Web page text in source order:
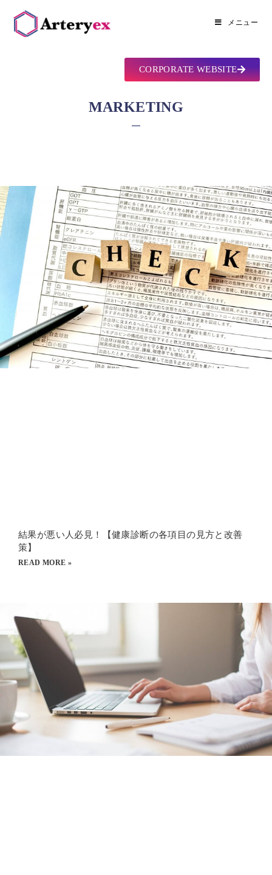
メニュー
CORPORATE WEBSITE
MARKETING
結果が悪い人必見！【健康診断の各項目の見方と改善
策】
READ MORE »